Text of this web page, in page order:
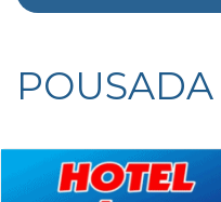
POUSADA